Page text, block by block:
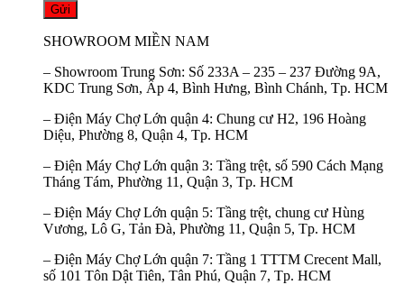
SHOWROOM MIỀN NAM
– Showroom Trung Sơn: Số 233A – 235 – 237 Đường 9A,
KDC Trung Sơn, Ấp 4, Bình Hưng, Bình Chánh, Tp. HCM
– Điện Máy Chợ Lớn quận 4: Chung cư H2, 196 Hoàng
Diệu, Phường 8, Quận 4, Tp. HCM
– Điện Máy Chợ Lớn quận 3: Tầng trệt, số 590 Cách Mạng
Tháng Tám, Phường 11, Quận 3, Tp. HCM
– Điện Máy Chợ Lớn quận 5: Tầng trệt, chung cư Hùng
Vương, Lô G, Tản Đà, Phường 11, Quận 5, Tp. HCM
– Điện Máy Chợ Lớn quận 7: Tầng 1 TTTM Crecent Mall,
số 101 Tôn Dật Tiên, Tân Phú, Quận 7, Tp. HCM